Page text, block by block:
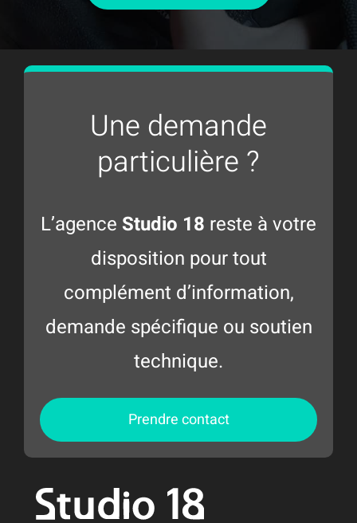
Une demande
particulière ?
L’agence Studio 18 reste à votre
disposition pour tout
complément d’information,
demande spécifique ou soutien
technique.
Prendre contact